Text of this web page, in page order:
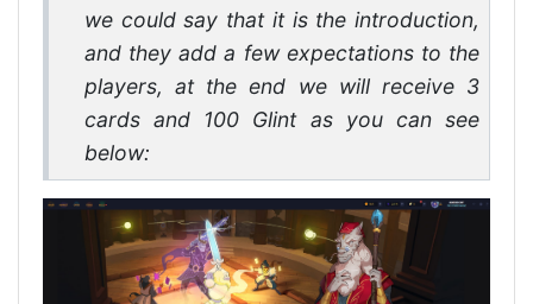
we could say that it is the introduction,
and they add a few expectations to the
players, at the end we will receive 3
cards and 100 Glint as you can see
below: